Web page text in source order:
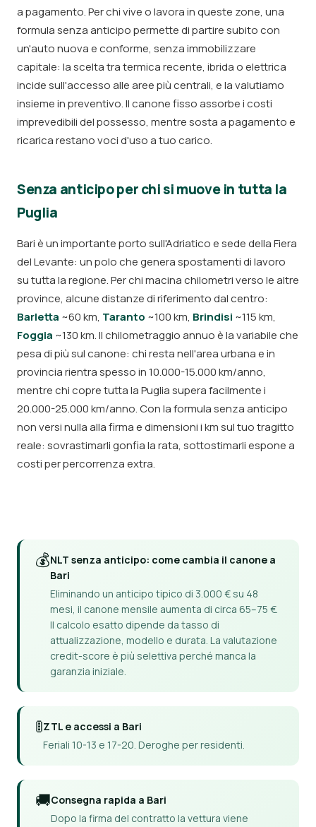
a pagamento. Per chi vive o lavora in queste zone, una
formula senza anticipo permette di partire subito con
un'auto nuova e conforme, senza immobilizzare
capitale: la scelta tra termica recente, ibrida o elettrica
incide sull'accesso alle aree più centrali, e la valutiamo
insieme in preventivo. Il canone fisso assorbe i costi
imprevedibili del possesso, mentre sosta a pagamento e
ricarica restano voci d'uso a tuo carico.
Senza anticipo per chi si muove in tutta la
Puglia
Bari è un importante porto sull'Adriatico e sede della Fiera
del Levante: un polo che genera spostamenti di lavoro
su tutta la regione. Per chi macina chilometri verso le altre
province, alcune distanze di riferimento dal centro:
Barletta ~60 km, Taranto ~100 km, Brindisi ~115 km,
Foggia ~130 km. Il chilometraggio annuo è la variabile che
pesa di più sul canone: chi resta nell'area urbana e in
provincia rientra spesso in 10.000-15.000 km/anno,
mentre chi copre tutta la Puglia supera facilmente i
20.000-25.000 km/anno. Con la formula senza anticipo
non versi nulla alla firma e dimensioni i km sul tuo tragitto
reale: sovrastimarli gonfia la rata, sottostimarli espone a
costi per percorrenza extra.
💰NLT senza anticipo: come cambia il canone a
Bari
Eliminando un anticipo tipico di 3.000 € su 48
mesi, il canone mensile aumenta di circa 65–75 €.
Il calcolo esatto dipende da tasso di
attualizzazione, modello e durata. La valutazione
credit-score è più selettiva perché manca la
garanzia iniziale.
🚦ZTL e accessi a Bari
Feriali 10-13 e 17-20. Deroghe per residenti.
🚚Consegna rapida a Bari
Dopo la firma del contratto la vettura viene